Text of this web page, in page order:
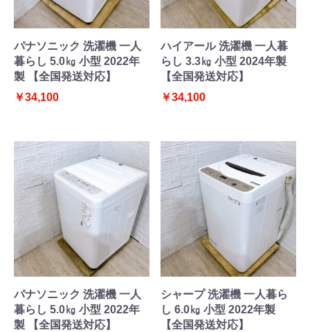
パナソニック 洗濯機 一人
暮らし 5.0㎏ 小型 2022年
製 【全国発送対応】
￥34,100
ハイアール 洗濯機 一人暮
らし 3.3㎏ 小型 2024年製
【全国発送対応】
￥34,100
パナソニック 洗濯機 一人
暮らし 5.0㎏ 小型 2022年
製 【全国発送対応】
シャープ 洗濯機 一人暮ら
し 6.0㎏ 小型 2022年製
【全国発送対応】